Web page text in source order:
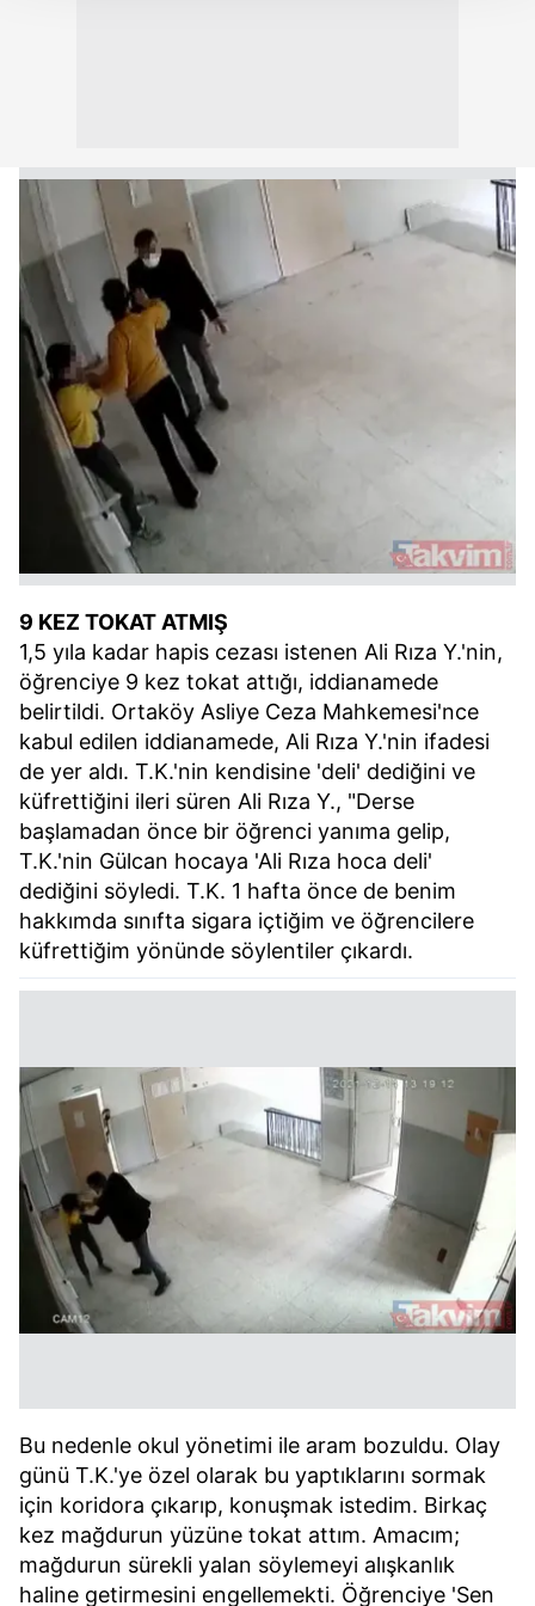
verileriniz işlenmekte olup gerekli olan çerezler bilgi
toplumu hizmetlerinin sunulması amacıyla
kullanılmaktadır. Diğer çerezler, sitemizin daha işlevsel
kılınması ve kişiselleştirilmesi ve sizlere yönelik
reklam/pazarlama faaliyetlerinin yapılması, amaçlarıyla
sınırlı olarak açık rızanız dahilinde kullanılacaktır.
Çerezlere ilişkin tercihlerinizi aşağıda yer alan panel
vasıtasıyla belirleyebilirsiniz. Çerezlere ilişkin detaylı bilgi
için Ayarlar butonuna tıklayabilir,
Metnimiziziyaret edebilirsiniz.
6698 sayılı Kişisel Verilerin Korunması Kanunu uyarınca
hazırlanmış Aydınlatma Metnimizi okumak ve sitemizde
almak için lütfentıklayınız
9 KEZ TOKAT ATMIŞ
1,5 yıla kadar hapis cezası istenen Ali Rıza Y.'nin,
öğrenciye 9 kez tokat attığı, iddianamede
belirtildi. Ortaköy Asliye Ceza Mahkemesi'nce
kabul edilen iddianamede, Ali Rıza Y.'nin ifadesi
de yer aldı. T.K.'nin kendisine 'deli' dediğini ve
küfrettiğini ileri süren Ali Rıza Y., "Derse
başlamadan önce bir öğrenci yanıma gelip,
T.K.'nin Gülcan hocaya 'Ali Rıza hoca deli'
dediğini söyledi. T.K. 1 hafta önce de benim
hakkımda sınıfta sigara içtiğim ve öğrencilere
küfrettiğim yönünde söylentiler çıkardı.
Bu nedenle okul yönetimi ile aram bozuldu. Olay
günü T.K.'ye özel olarak bu yaptıklarını sormak
için koridora çıkarıp, konuşmak istedim. Birkaç
kez mağdurun yüzüne tokat attım. Amacım;
mağdurun sürekli yalan söylemeyi alışkanlık
haline getirmesini engellemekti. Öğrenciye 'Sen